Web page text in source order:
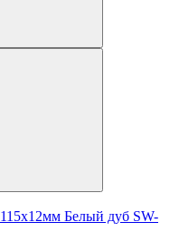
Белый дуб SW-